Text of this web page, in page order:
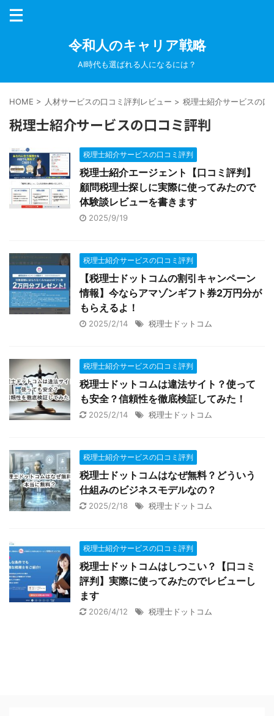
令和人のキャリア戦略
AI時代も選ばれる人になるには？
HOME > 人材サービスの口コミ評判レビュー > 税理士紹介サービスの口
税理士紹介サービスの口コミ評判
税理士紹介サービスの口コミ評判
税理士紹介エージェント【口コミ評判】
顧問税理士探しに実際に使ってみたので
体験談レビューを書きます
2025/9/19
税理士紹介サービスの口コミ評判
【税理士ドットコムの割引キャンペーン
情報】今ならアマゾンギフト券2万円分が
もらえるよ！
2025/2/14 税理士ドットコム
税理士紹介サービスの口コミ評判
税理士ドットコムは違法サイト？使って
も安全？信頼性を徹底検証してみた！
2025/2/14 税理士ドットコム
税理士紹介サービスの口コミ評判
税理士ドットコムはなぜ無料？どういう
仕組みのビジネスモデルなの？
2025/2/18 税理士ドットコム
税理士紹介サービスの口コミ評判
税理士ドットコムはしつこい？【口コミ
評判】実際に使ってみたのでレビューし
ます
2026/4/12 税理士ドットコム